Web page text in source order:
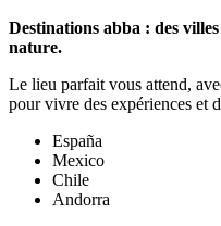
Destinations abba : des
nature.
Le lieu parfait vous attend,
pour vivre des expériences et
España
Mexico
Chile
Andorra